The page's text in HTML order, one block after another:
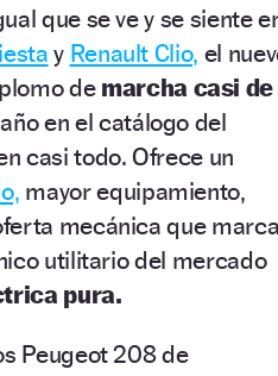
que se ve y se siente
y Renault Clio, el
de marcha casi de
en el catálogo del
casi todo. Ofrece un
mayor equipamiento,
mecánica que
utilitario del mercado
pura.
Peugeot 208 de